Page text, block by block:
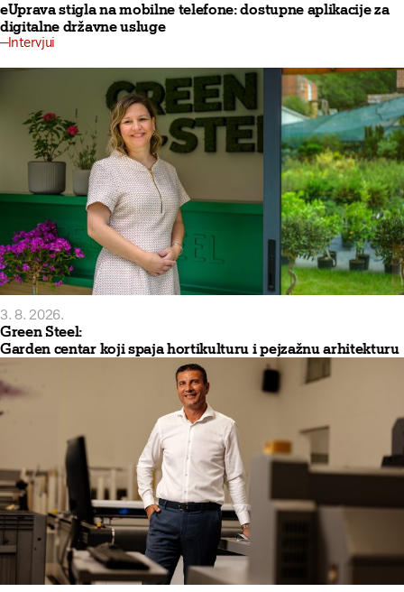
eUprava stigla na mobilne telefone: dostupne aplikacije za
digitalne državne usluge
Intervjui
3. 8. 2026.
Green Steel:
Garden centar koji spaja hortikulturu i pejzažnu arhitekturu